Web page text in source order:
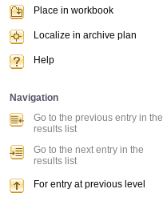
Place in workbook
Localize in archive plan
Help
Navigation
Go to the previous entry in the
results list
Go to the next entry in the
results list
For entry at previous level